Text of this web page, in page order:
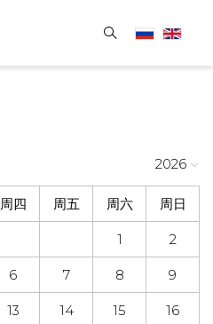
2026
周四 周五 周六 周日
1 2
6 7 8 9
13 14 15 16